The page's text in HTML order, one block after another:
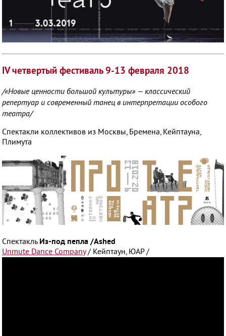
IV четвертый фестиваль 9-13 февраля 2018
/«Новые ценности большой культуры» — классический
репертуар и современный танец в интерпретации особого
театра/
Спектакли коллективов из Москвы, Бремена, Кейптауна,
Плимута
Спектакль Из-под пепла /Ashed
Unmute Dance Company/ Кейптаун, ЮАР /